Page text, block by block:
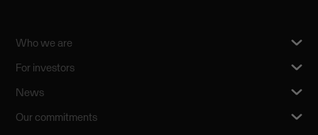
Who we are
For investors
News
Our commitments